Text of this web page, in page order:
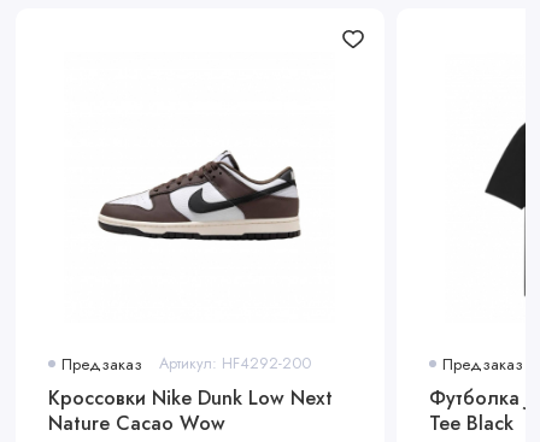
Предзаказ Артикул: HF4292-200
Кроссовки Nike Dunk Low Next
Nature Cacao Wow
Предзаказ
Футболка
Tee Black